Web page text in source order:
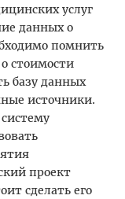
услуг
данных о
помнить
стоимости
базу данных
источники.
проект
сделать его